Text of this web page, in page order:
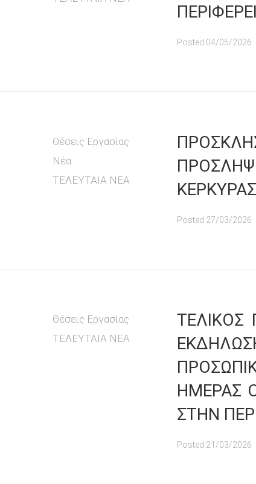
Posted 04/05/2026
Θέσεις Εργασίας
Νέα
ΤΕΛΕΥΤΑΙΑ ΝΕΑ
Posted 27/03/2026
Θέσεις Εργασίας
ΤΕΛΕΥΤΑΙΑ ΝΕΑ
ΤΕΛΙΚΟΣ
ΗΜΕΡΑΣ
ΣΤΗΝ
Posted 21/03/2026